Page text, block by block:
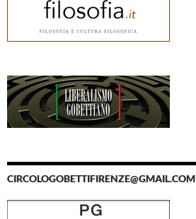
CIRCOLOGOBETTIFIRENZE@GMAIL.COM